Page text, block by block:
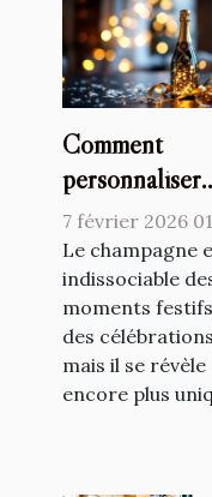
Comment
personnaliser
votre
pour chaque
occasion ?
7 février 2026
Le champagne
indissociable
moments
des
mais il se révèle
encore plus